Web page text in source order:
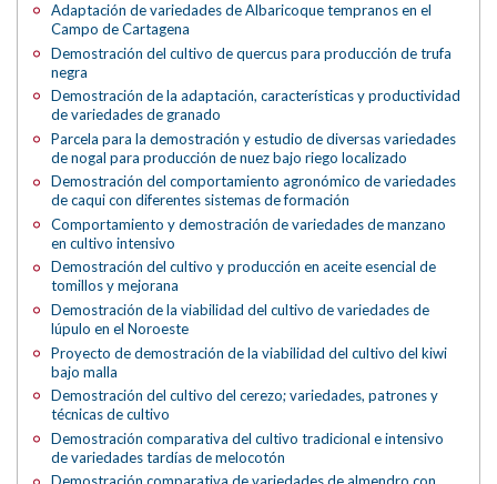
Adaptación de variedades de Albaricoque tempranos en el
Campo de Cartagena
Demostración del cultivo de quercus para producción de trufa
negra
Demostración de la adaptación, características y productividad
de variedades de granado
Parcela para la demostración y estudio de diversas variedades
de nogal para producción de nuez bajo riego localizado
Demostración del comportamiento agronómico de variedades
de caqui con diferentes sistemas de formación
Comportamiento y demostración de variedades de manzano
en cultivo intensivo
Demostración del cultivo y producción en aceite esencial de
tomillos y mejorana
Demostración de la viabilidad del cultivo de variedades de
lúpulo en el Noroeste
Proyecto de demostración de la viabilidad del cultivo del kiwi
bajo malla
Demostración del cultivo del cerezo; variedades, patrones y
técnicas de cultivo
Demostración comparativa del cultivo tradicional e intensivo
de variedades tardías de melocotón